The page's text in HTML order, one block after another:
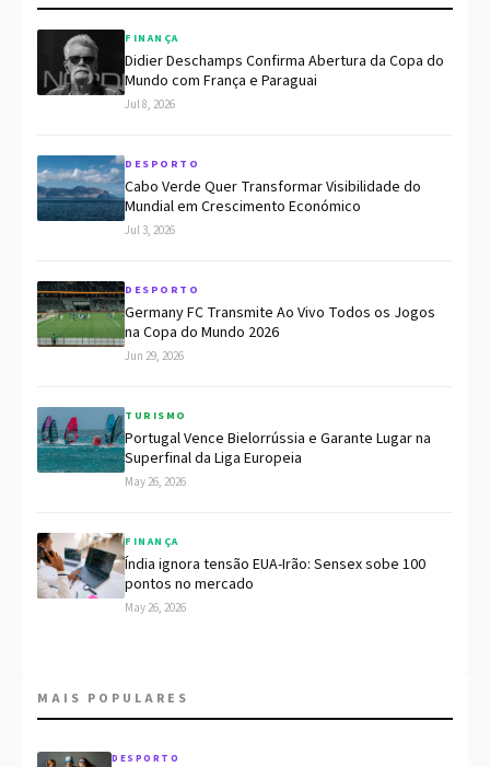
FINANÇA
Didier Deschamps Confirma Abertura da Copa do
Mundo com França e Paraguai
Jul 8, 2026
DESPORTO
Cabo Verde Quer Transformar Visibilidade do
Mundial em Crescimento Económico
Jul 3, 2026
DESPORTO
Germany FC Transmite Ao Vivo Todos os Jogos
na Copa do Mundo 2026
Jun 29, 2026
TURISMO
Portugal Vence Bielorrússia e Garante Lugar na
Superfinal da Liga Europeia
May 26, 2026
FINANÇA
Índia ignora tensão EUA-Irão: Sensex sobe 100
pontos no mercado
May 26, 2026
MAIS POPULARES
DESPORTO